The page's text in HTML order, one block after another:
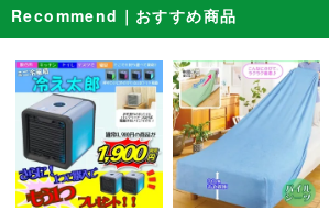
Recommend｜おすすめ商品